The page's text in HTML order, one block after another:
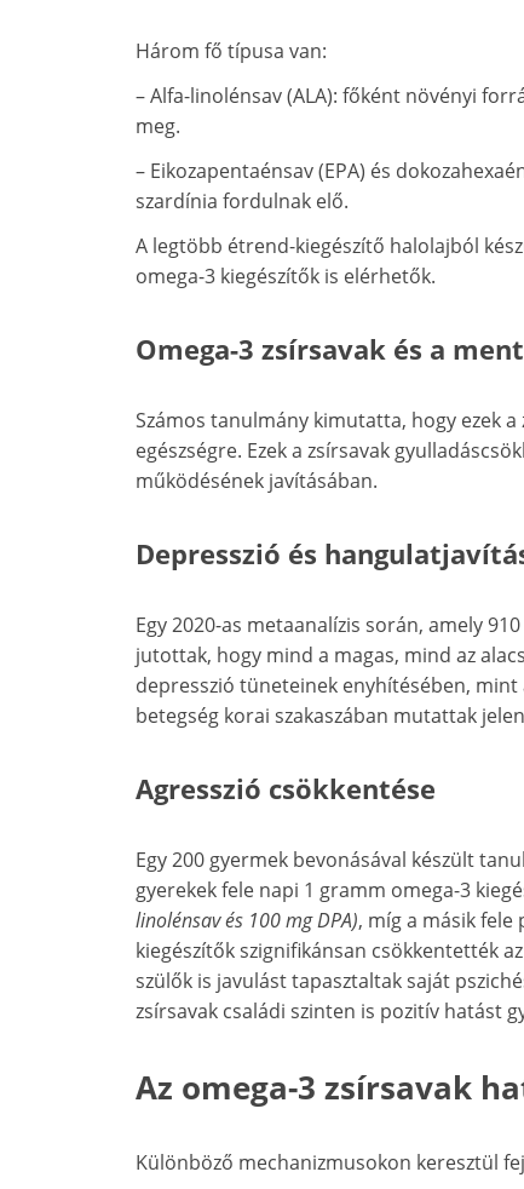
Három fő típusa van:
– Alfa-linolénsav (ALA): főként növényi
meg.
– Eikozapentaénsav (EPA) és
szardínia fordulnak elő.
A legtöbb étrend-kiegészítő halolajból
omega-3 kiegészítők is elérhetők.
Omega-3 zsírsavak és a
Számos tanulmány kimutatta, hogy ezek
egészségre. Ezek a zsírsavak
működésének javításában.
Depresszió és
Egy 2020-as metaanalízis során, amely
jutottak, hogy mind a magas, mind az
depresszió tüneteinek enyhítésében, mint
betegség korai szakaszában mutattak
Agresszió csökkentése
Egy 200 gyermek bevonásával készült
gyerekek fele napi 1 gramm omega-3
linolénsav és 100 mg DPA), míg a másik
kiegészítők szignifikánsan csökkentették
szülők is javulást tapasztaltak saját
zsírsavak családi szinten is pozitív hatást
Az omega-3 zsírsavak
Különböző mechanizmusokon keresztül